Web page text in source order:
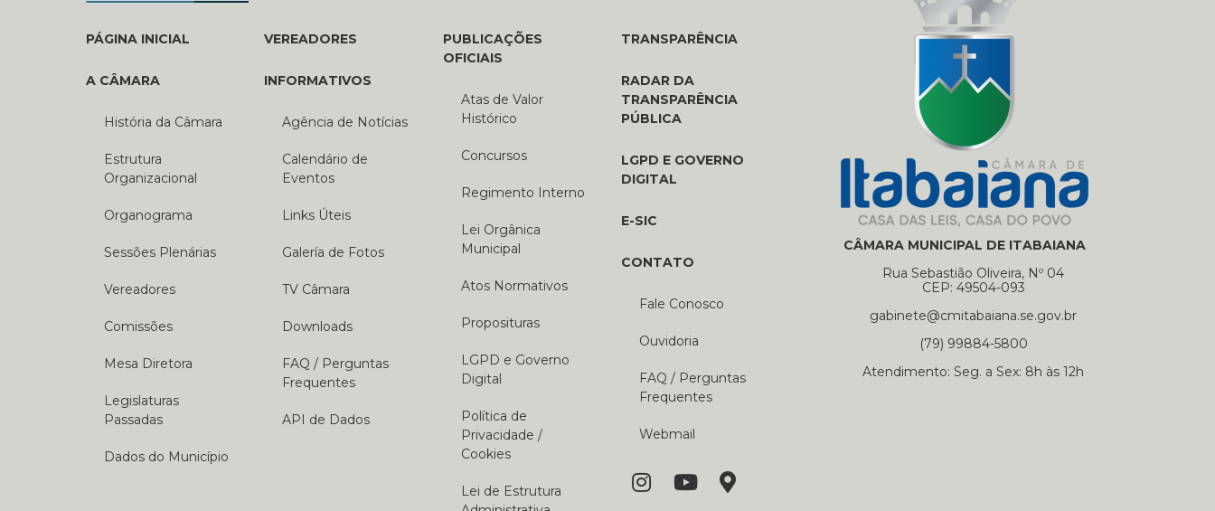
PÁGINA INICIAL
A CÂMARA
História da Câmara
Estrutura
Organizacional
Organograma
Sessões Plenárias
Vereadores
Comissões
Mesa Diretora
Legislaturas
Passadas
Dados do Município
VEREADORES
INFORMATIVOS
Agência de Notícias
Calendário de
Eventos
Links Úteis
Galería de Fotos
TV Câmara
Downloads
FAQ / Perguntas
Frequentes
API de Dados
PUBLICAÇÕES
OFICIAIS
Atas de Valor
Histórico
Concursos
Regimento Interno
Lei Orgânica
Municipal
Atos Normativos
Proposituras
LGPD e Governo
Digital
Política de
Privacidade /
Cookies
Lei de Estrutura
TRANSPARÊNCIA
RADAR DA
TRANSPARÊNCIA
PÚBLICA
LGPD E GOVERNO
DIGITAL
E-SIC
CONTATO
Fale Conosco
Ouvidoria
FAQ / Perguntas
Frequentes
Webmail
CÂMARA MUNICIPAL DE ITABAIANA
Rua Sebastião Oliveira, Nº 04
CEP: 49504-093
gabinete@cmitabaiana.se.gov.br
(79) 99884-5800
Atendimento: Seg. a Sex: 8h às 12h